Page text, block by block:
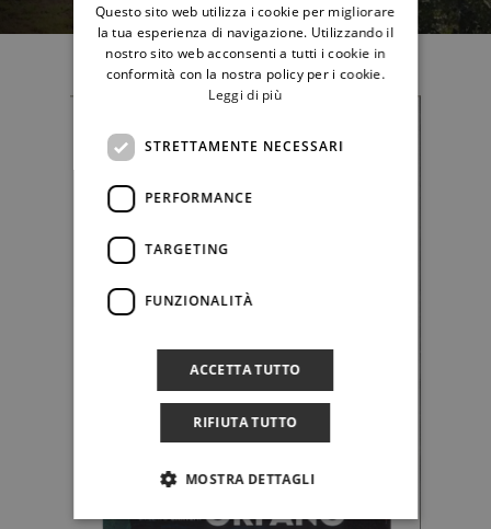
Questo sito web utilizza i cookie per migliorare
la tua esperienza di navigazione. Utilizzando il
nostro sito web acconsenti a tutti i cookie in
conformità con la nostra policy per i cookie.
Leggi di più
STRETTAMENTE NECESSARI
PERFORMANCE
TARGETING
FUNZIONALITÀ
ACCETTA TUTTO
RIFIUTA TUTTO
MOSTRA DETTAGLI